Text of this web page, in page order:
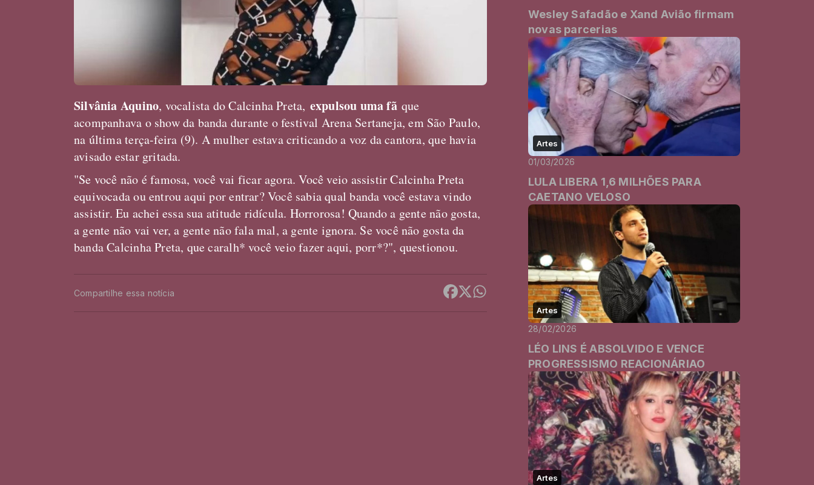
Silvânia Aquino, vocalista do Calcinha Preta, expulsou uma fãque
acompanhava o show da banda durante o festival Arena Sertaneja, em São Paulo,
na última terça-feira (9). A mulher estava criticando a voz da cantora, que havia
avisado estar gritada.
"Se você não é famosa, você vai ficar agora. Você veio assistir Calcinha Preta
equivocada ou entrou aqui por entrar? Você sabia qual banda você estava vindo
assistir. Eu achei essa sua atitude ridícula. Horrorosa! Quando a gente não gosta,
a gente não vai ver, a gente não fala mal, a gente ignora. Se você não gosta da
banda Calcinha Preta, que caralh* você veio fazer aqui, porr*?", questionou.
Compartilhe essa notícia
Wesley Safadão e Xand Avião firmam
novas parcerias
Artes
01/03/2026
LULA LIBERA 1,6 MILHÕES PARA
CAETANO VELOSO
Artes
28/02/2026
LÉO LINS É ABSOLVIDO E VENCE
PROGRESSISMO REACIONÁRIAO
Artes